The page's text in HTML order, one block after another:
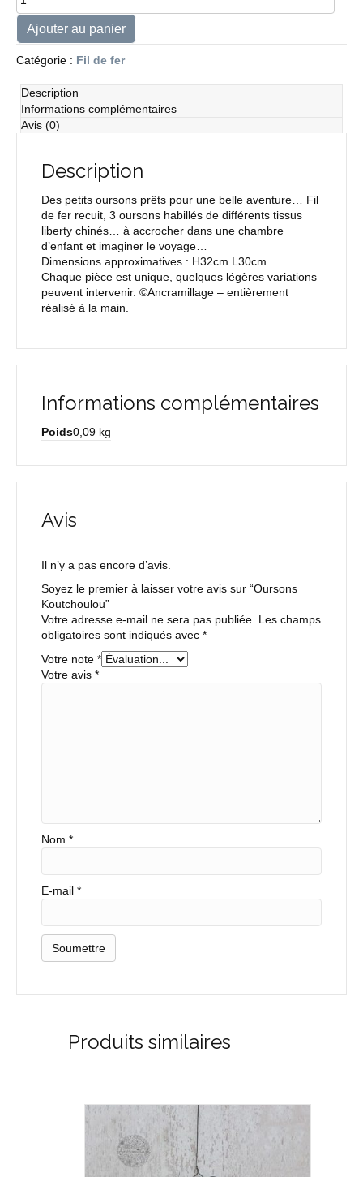
de
Oursons
Koutchoulou
Ajouter au panier
Catégorie : Fil de fer
Description
Informations complémentaires
Avis (0)
Description
Des petits oursons prêts pour une belle aventure… Fil
de fer recuit, 3 oursons habillés de différents tissus
liberty chinés… à accrocher dans une chambre
d’enfant et imaginer le voyage…
Dimensions approximatives : H32cm L30cm
Chaque pièce est unique, quelques légères variations
peuvent intervenir. ©Ancramillage – entièrement
réalisé à la main.
Informations complémentaires
Poids0,09 kg
Avis
Il n’y a pas encore d’avis.
Soyez le premier à laisser votre avis sur “Oursons
Koutchoulou”
Votre adresse e-mail ne sera pas publiée. Les champs
obligatoires sont indiqués avec *
Votre note *
Votre avis *
Nom *
E-mail *
Produits similaires